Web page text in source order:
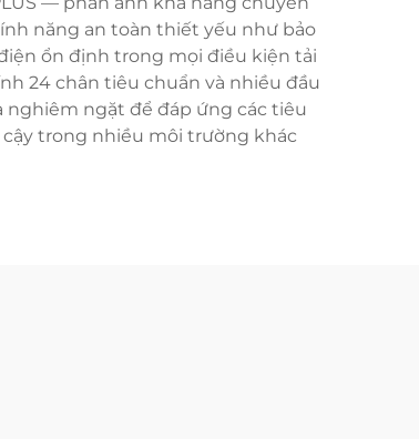
năng an toàn thiết yếu như bảo
ổn định trong mọi điều kiện tải
24 chân tiêu chuẩn và nhiều đầu
nghiêm ngặt để đáp ứng các tiêu
trong nhiều môi trường khác